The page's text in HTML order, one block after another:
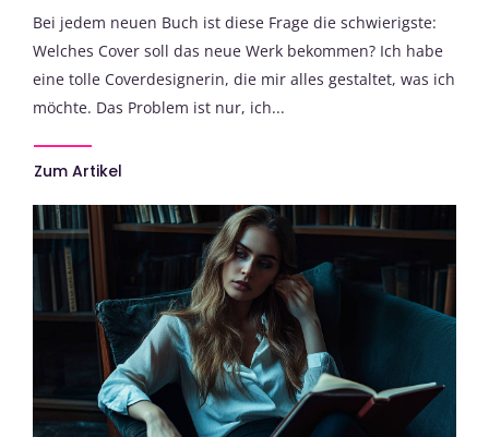
Bei jedem neuen Buch ist diese Frage die schwierigste:
Welches Cover soll das neue Werk bekommen? Ich habe
eine tolle Coverdesignerin, die mir alles gestaltet, was ich
möchte. Das Problem ist nur, ich...
Zum Artikel